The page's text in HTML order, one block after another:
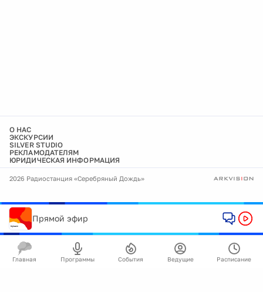
О НАС
ЭКСКУРСИИ
SILVER STUDIO
РЕКЛАМОДАТЕЛЯМ
ЮРИДИЧЕСКАЯ ИНФОРМАЦИЯ
2026 Радиостанция «Серебряный Дождь»
Прямой эфир
Главная Программы События Ведущие Расписание